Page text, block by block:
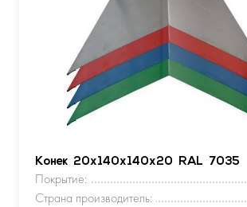
Конек 20х140х140х20 RAL 7035
Покрытие:
Страна производитель: